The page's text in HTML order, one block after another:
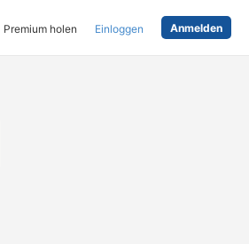
Premium holen Einloggen Anmelden